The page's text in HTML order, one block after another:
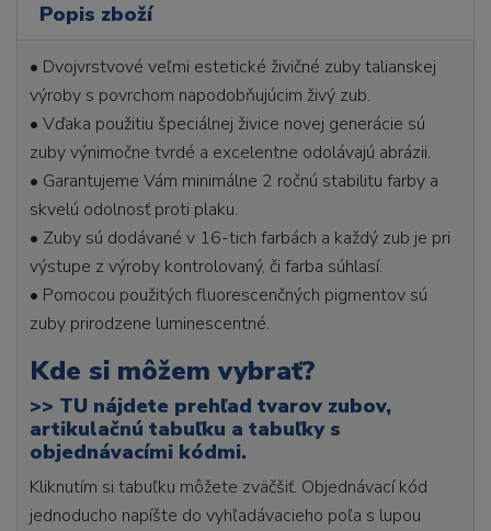
Popis zboží
• Dvojvrstvové veľmi estetické živičné zuby talianskej
výroby s povrchom napodobňujúcim živý zub.
• Vďaka použitiu špeciálnej živice novej generácie sú
zuby výnimočne tvrdé a excelentne odolávajú abrázii.
• Garantujeme Vám minimálne 2 ročnú stabilitu farby a
skvelú odolnosť proti plaku.
• Zuby sú dodávané v 16-tich farbách a každý zub je pri
výstupe z výroby kontrolovaný, či farba súhlasí.
• Pomocou použitých fluorescenčných pigmentov sú
zuby prirodzene luminescentné.
Kde si môžem vybrať?
>> TU nájdete prehľad tvarov zubov,
artikulačnú tabuľku a tabuľky s
objednávacími kódmi.
Kliknutím si tabuľku môžete zväčšiť. Objednávací kód
jednoducho napíšte do vyhľadávacieho poľa s lupou